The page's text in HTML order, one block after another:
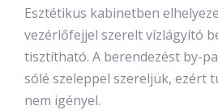
Esztétikus kabinetben
vezérlőfejjel szerelt vízlágyító
tisztítható. A berendezést by-
sólé szeleppel szereljük, ezért
nem igényel.